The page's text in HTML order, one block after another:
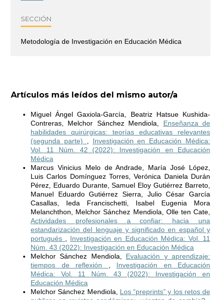
SECCIÓN
Metodología de Investigación en Educación Médica
Artículos más leídos del mismo autor/a
Miguel Ángel Gaxiola-García, Beatriz Hatsue Kushida-
Contreras, Melchor Sánchez Mendiola, Enseñanza de
habilidades quirúrgicas: teorías educativas relevantes
(segunda parte)
Investigación en Educación Médica:
Vol. 11 Núm. 42 (2022): Investigación en Educación
Médica
Marcus Vinicius Melo de Andrade, María José López,
Luis Carlos Domínguez Torres, Verónica Daniela Durán
Pérez, Eduardo Durante, Samuel Eloy Gutiérrez Barreto,
Manuel Eduardo Gutiérrez Sierra, Julio César García
Casallas, Ieda Francischetti, Isabel Eugenia Mora
Melanchthon, Melchor Sánchez Mendiola, Olle ten Cate,
Actividades profesionales a confiar: hacia una
estandarización del lenguaje y significado en español y
portugués
Investigación en Educación Médica: Vol. 11
Núm. 43 (2022): Investigación en Educación Médica
Melchor Sánchez Mendiola, Evaluación y aprendizaje:
tiempos de reflexión
Investigación en Educación
Médica: Vol. 11 Núm. 43 (2022): Investigación en
Educación Médica
Melchor Sánchez Mendiola, Los “preprints” y los retos de